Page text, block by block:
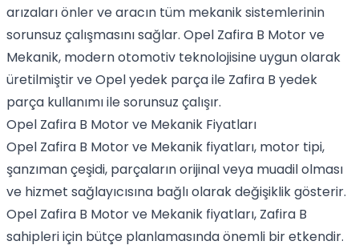
arızaları önler ve aracın tüm mekanik sistemlerinin
sorunsuz çalışmasını sağlar. Opel Zafira B Motor ve
Mekanik, modern otomotiv teknolojisine uygun olarak
üretilmiştir ve Opel yedek parça ile Zafira B yedek
parça kullanımı ile sorunsuz çalışır.
Opel Zafira B Motor ve Mekanik Fiyatları
Opel Zafira B Motor ve Mekanik fiyatları, motor tipi,
şanzıman çeşidi, parçaların orijinal veya muadil olması
ve hizmet sağlayıcısına bağlı olarak değişiklik gösterir.
Opel Zafira B Motor ve Mekanik fiyatları, Zafira B
sahipleri için bütçe planlamasında önemli bir etkendir.